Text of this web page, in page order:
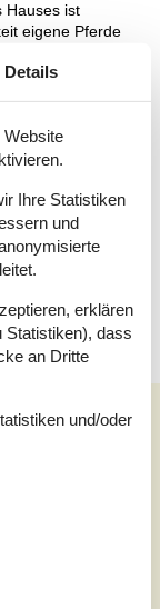
Hauses ist
eigene Pferde
Gerüche
nicht in die erste
ist nicht
wird eine
Details
Website
Ihre Statistiken
und
erklären
Statistiken), dass
an Dritte
und/oder